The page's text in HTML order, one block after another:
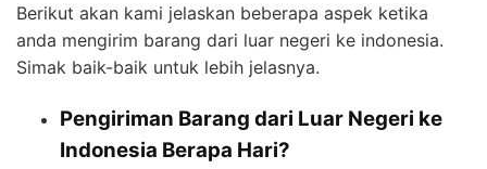
Berikut akan kami jelaskan beberapa aspek ketika
anda mengirim barang dari luar negeri ke indonesia.
Simak baik-baik untuk lebih jelasnya.
Pengiriman Barang dari Luar Negeri ke
Indonesia Berapa Hari?